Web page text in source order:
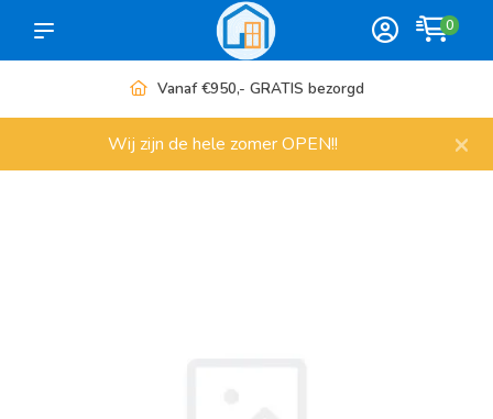
0
Vanaf €950,- GRATIS bezorgd
Wij zijn de hele zomer OPEN!! ×